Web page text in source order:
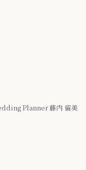
Planner 藤内 留美